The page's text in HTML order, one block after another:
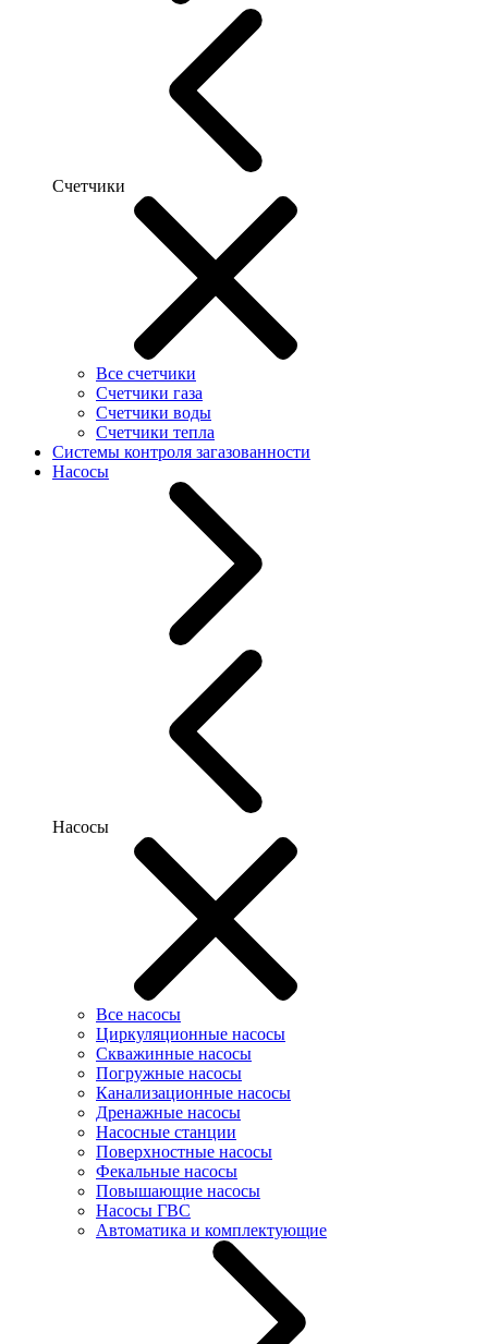
Счетчики
Все счетчики
Счетчики газа
Счетчики воды
Счетчики тепла
Системы контроля загазованности
Насосы
Насосы
Все насосы
Циркуляционные насосы
Скважинные насосы
Погружные насосы
Канализационные насосы
Дренажные насосы
Насосные станции
Поверхностные насосы
Фекальные насосы
Повышающие насосы
Насосы ГВС
Автоматика и комплектующие